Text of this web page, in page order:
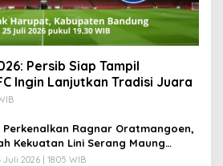
Persib Siap Tampil
Ingin Lanjutkan Tradisi Juara
Perkenalkan Ragnar Oratmangoen,
Kekuatan Lini Serang Maung
Juli 2026 | 18:05 WIB